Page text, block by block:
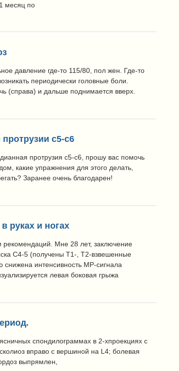
месяц по
давление где-то 115/80, пол жен. Где-то
периодически головные боли.
(справа) и дальше поднимается вверх.
с5-с6
протрузия с5-с6, прошу вас помочь
какие упражнения для этого делать,
Заранее очень благодарен!
руках и ногах
Мне 28 лет, заключение
С4-5 (получены Т1-, Т2-взвешенные
снижена интенсивность МР-сигнала
левая боковая грыжа
спондилограммах в 2-хпроекциях с
вправо с вершиной на L4; болевая
выпрямлен,